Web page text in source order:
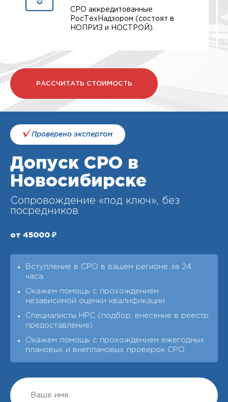
СРО аккредитованные
РосТехНадзором (состоят в
НОПРИЗ и НОСТРОЙ).
РАССЧИТАТЬ СТОИМОСТЬ
Проверено экспертом
Допуск СРО в
Новосибирске
Сопровождение «под ключ», без
посредников
от 45000 ₽
Вступление в СРО в вашем регионе за 24
часа
Окажем помощь с прохождением
независимой оценки квалификации
Специалисты НРС (подбор, внесение в реестр,
предоставление)
Окажем помощь с прохождением ежегодных
плановых и внеплановых проверок СРО